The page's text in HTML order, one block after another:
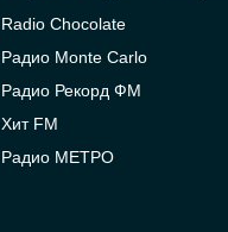
Radio Chocolate
Радио Monte Carlo
Радио Рекорд ФМ
Хит FM
Радио МЕТРО